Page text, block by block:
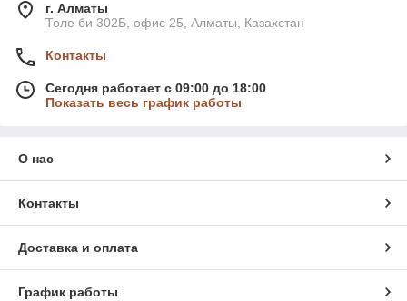
г. Алматы
Толе би 302Б, офис 25, Алматы, Казахстан
Контакты
Сегодня работает с 09:00 до 18:00
Показать весь график работы
О нас
Контакты
Доставка и оплата
График работы